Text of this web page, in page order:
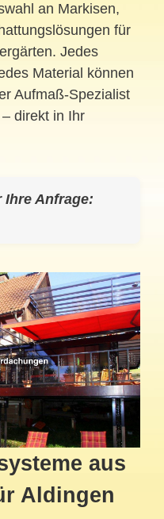
an Markisen,
für
Jedes
Material können
Aufmaß-Spezialist
direkt in Ihr
Anfrage:
aus
Aldingen